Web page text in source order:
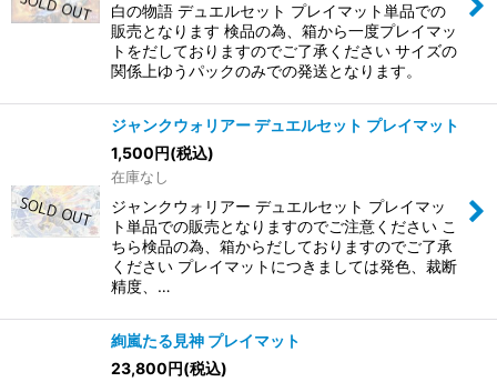
白の物語 デュエルセット プレイマット単品での
販売となります 検品の為、箱から一度プレイマッ
トをだしておりますのでご了承ください サイズの
関係上ゆうパックのみでの発送となります。
ジャンクウォリアー デュエルセット プレイマット
1,500円(税込)
在庫なし
ジャンクウォリアー デュエルセット プレイマッ
ト単品での販売となりますのでご注意ください こ
ちら検品の為、箱からだしておりますのでご了承
ください プレイマットにつきましては発色、裁断
精度、…
絢嵐たる見神 プレイマット
23,800円(税込)